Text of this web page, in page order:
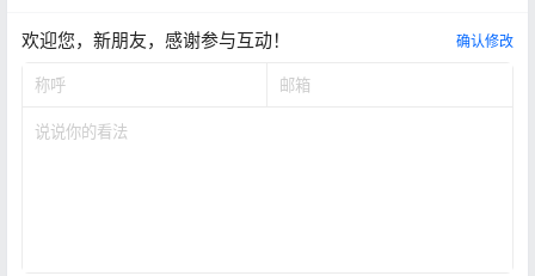
欢迎您，新朋友，感谢参与互动！ 确认修改